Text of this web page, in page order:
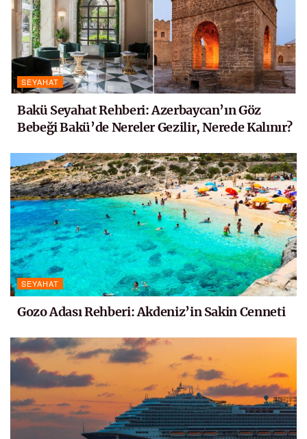
SEYAHAT
Bakü Seyahat Rehberi: Azerbaycan’ın Göz
Bebeği Bakü’de Nereler Gezilir, Nerede Kalınır?
SEYAHAT
Gozo Adası Rehberi: Akdeniz’in Sakin Cenneti